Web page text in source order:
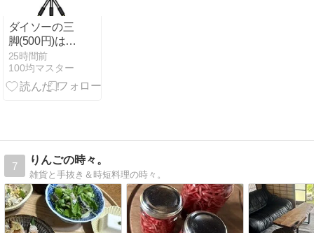
(SV46 ABL
EX)
ダイソーの三
脚(500円)は売
ってない？取
り扱い終了の
今どこで買え
25時間前
100均マスター
7
りんごの時々。
雑貨と手抜き＆時短料理の時々。